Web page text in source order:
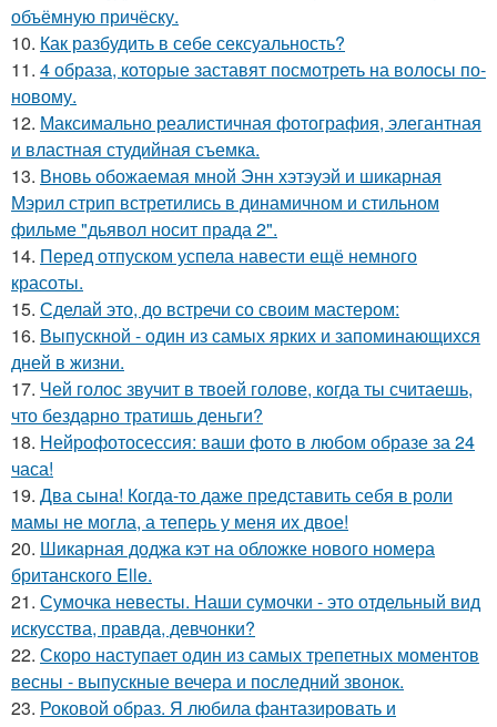
объёмную причёску.
10. Как разбудить в себе сексуальность?
11. 4 образа, которые заставят посмотреть на волосы по-
новому.
12. Максимально реалистичная фотография, элегантная
и властная студийная съемка.
13. Вновь обожаемая мной Энн хэтэуэй и шикарная
Мэрил стрип встретились в динамичном и стильном
фильме "дьявол носит прада 2".
14. Перед отпуском успела навести ещё немного
красоты.
15. Сделай это, до встречи со своим мастером:
16. Выпускной - один из самых ярких и запоминающихся
дней в жизни.
17. Чей голос звучит в твоей голове, когда ты считаешь,
что бездарно тратишь деньги?
18. Нейрофотосессия: ваши фото в любом образе за 24
часа!
19. Два сына! Когда-то даже представить себя в роли
мамы не могла, а теперь у меня их двое!
20. Шикарная доджа кэт на обложке нового номера
британского Elle.
21. Сумочка невесты. Наши сумочки - это отдельный вид
искусства, правда, девчонки?
22. Скоро наступает один из самых трепетных моментов
весны - выпускные вечера и последний звонок.
23. Роковой образ. Я любила фантазировать и